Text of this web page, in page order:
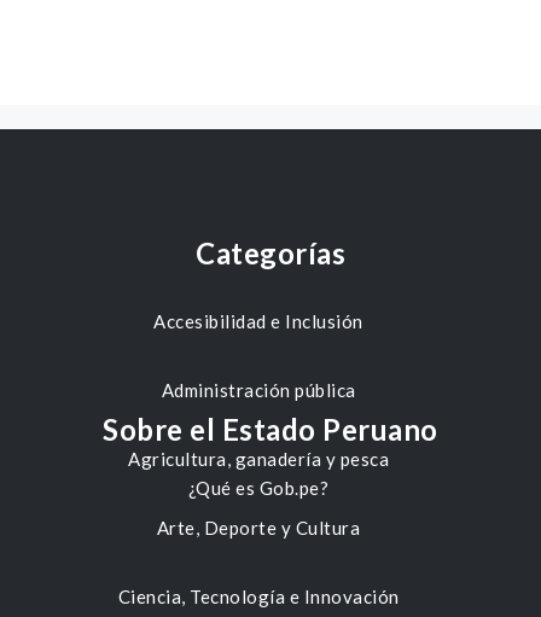
Categorías
Accesibilidad e Inclusión
Administración pública
Agricultura, ganadería y pesca
Arte, Deporte y Cultura
Ciencia, Tecnología e Innovación
Sobre el Estado Peruano
¿Qué es Gob.pe?